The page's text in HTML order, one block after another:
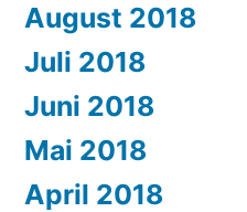
August 2018
Juli 2018
Juni 2018
Mai 2018
April 2018